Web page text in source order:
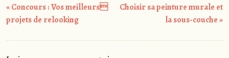
Post
navigation
«Concours : Vos meilleurs
projets de relooking
Choisir sa peinture murale et
la sous-couche»